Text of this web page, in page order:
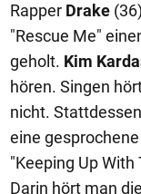
Rapper Drake
"Rescue Me"
geholt. Kim
hören. Singen
nicht.
eine
"Keeping Up
Darin hört man